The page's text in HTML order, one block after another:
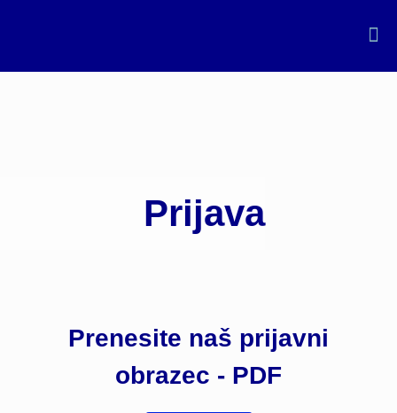
Prijava
Prenesite naš prijavni
obrazec - PDF